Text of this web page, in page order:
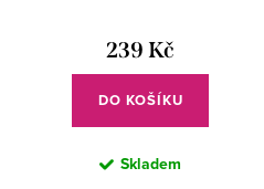
239 Kč
DO KOŠÍKU
Skladem